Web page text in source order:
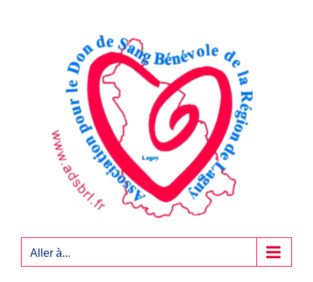
Aller à...